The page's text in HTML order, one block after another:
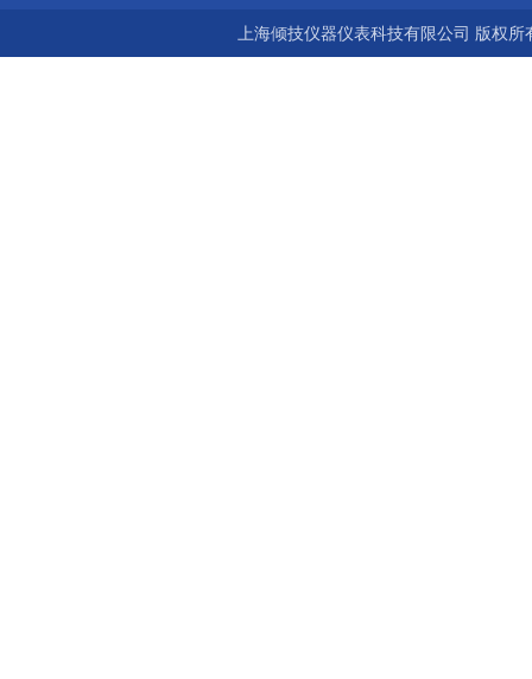
上海倾技仪器仪表科技有限公司 版权